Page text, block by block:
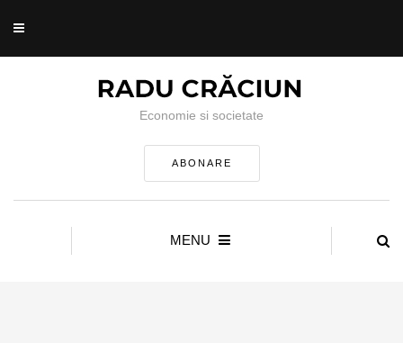
Economie si societate
ABONARE
MENU